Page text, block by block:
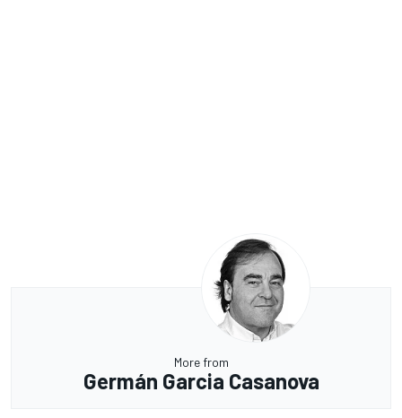
More from
Germán Garcia Casanova